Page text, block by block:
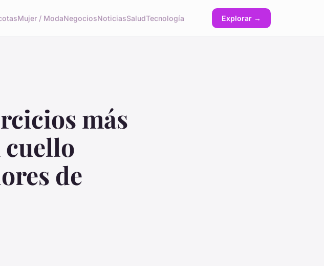
Mujer / ModaNegociosNoticiasSaludTecnología Explorar →
más
cuello
de